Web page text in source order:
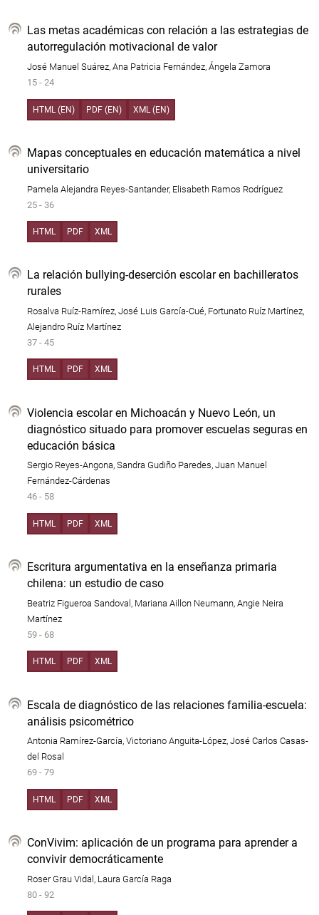
Las metas académicas con relación a las estrategias de
autorregulación motivacional de valor
José Manuel Suárez, Ana Patricia Fernández, Ángela Zamora
15 - 24
HTML (EN) PDF (EN) XML (EN)
Mapas conceptuales en educación matemática a nivel
universitario
Pamela Alejandra Reyes-Santander, Elisabeth Ramos Rodríguez
25 - 36
HTML PDF XML
La relación bullying-deserción escolar en bachilleratos
rurales
Rosalva Ruíz-Ramírez, José Luis García-Cué, Fortunato Ruíz Martínez,
Alejandro Ruíz Martínez
37 - 45
HTML PDF XML
Violencia escolar en Michoacán y Nuevo León, un
diagnóstico situado para promover escuelas seguras en
educación básica
Sergio Reyes-Angona, Sandra Gudiño Paredes, Juan Manuel
Fernández-Cárdenas
46 - 58
HTML PDF XML
Escritura argumentativa en la enseñanza primaria
chilena: un estudio de caso
Beatriz Figueroa Sandoval, Mariana Aillon Neumann, Angie Neira
Martínez
59 - 68
HTML PDF XML
Escala de diagnóstico de las relaciones familia-escuela:
análisis psicométrico
Antonia Ramírez-García, Victoriano Anguita-López, José Carlos Casas-
del Rosal
69 - 79
HTML PDF XML
ConVivim: aplicación de un programa para aprender a
convivir democráticamente
Roser Grau Vidal, Laura García Raga
80 - 92